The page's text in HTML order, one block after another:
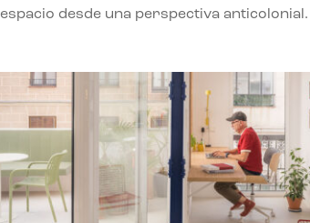
espacio desde una perspectiva anticolonial.